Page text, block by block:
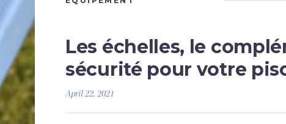
Les échelles, le
sécurité pour votre
April 22, 2021